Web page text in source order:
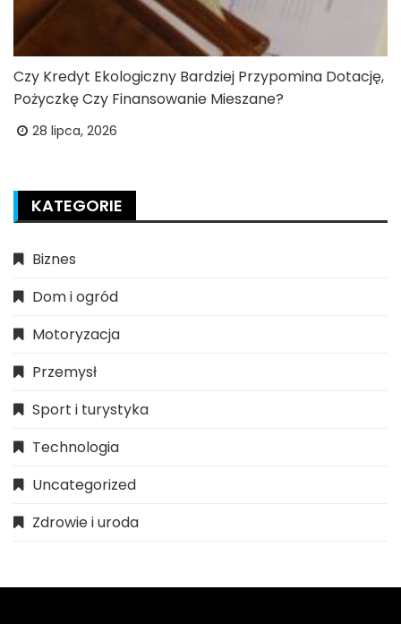
Czy Kredyt Ekologiczny Bardziej Przypomina Dotację,
Pożyczkę Czy Finansowanie Mieszane?
28 lipca, 2026
KATEGORIE
Biznes
Dom i ogród
Motoryzacja
Przemysł
Sport i turystyka
Technologia
Uncategorized
Zdrowie i uroda